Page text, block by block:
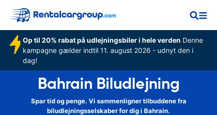
Op til 20% rabat på udlejningsbiler i hele verden Denne
kampagne gælder indtil 11. august 2026 - udnyt den i
dag!
Bahrain Biludlejning
Spar tid og penge. Vi sammenligner tilbuddene fra
biludlejningsselskaber for dig i Bahrain.